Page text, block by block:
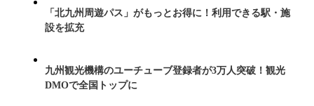
「北九州周遊パス」がもっとお得に！利用できる駅・施
設を拡充
九州観光機構のユーチューブ登録者が3万人突破！観光
DMOで全国トップに